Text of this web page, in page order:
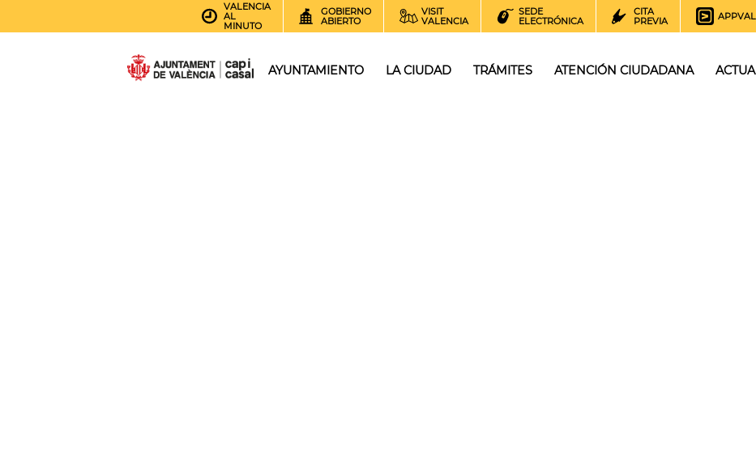
VALENCIA
AL
MINUTO
GOBIERNO
ABIERTO
VISIT
VALENCIA
SEDE
ELECTRÓNICA
CITA
PREVIA
AYUNTAMIENTO LA CIUDAD TRÁMITES ATENCIÓN CIUDADANA